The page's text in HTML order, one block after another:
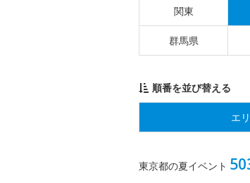
関東
群馬県
順番を並び替える
エ
東京都の夏イベント